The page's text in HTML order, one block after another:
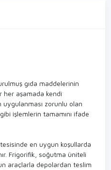
gıda maddelerinin
her aşamada kendi
zorunlu olan
işlemlerin tamamını ifade
en uygun koşullarda
Frigorifik, soğutma üniteli
araçlarla depolardan teslim